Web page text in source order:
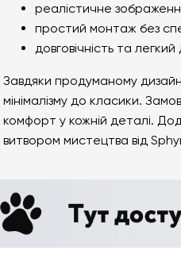
реалістичне
простий монтаж без
довговічність та
Завдяки продуманому
мінімалізму до класики.
комфорт у кожній деталі.
витвором мистецтва від